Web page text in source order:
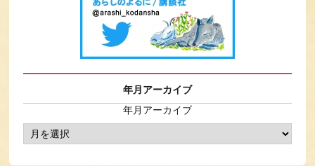
年月アーカイブ
年月アーカイブ